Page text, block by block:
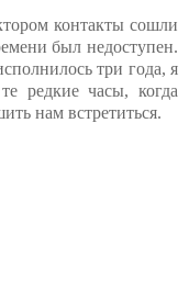
контакты сошли
был недоступен.
три года, я
редкие часы, когда
нам встретиться.